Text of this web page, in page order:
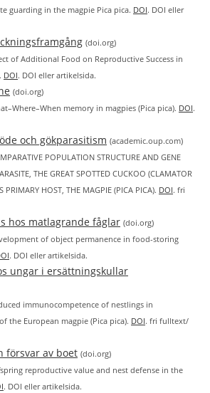
guarding in the magpie Pica pica. DOI. DOI eller
(doi.org)
of Additional Food on Reproductive Success in
DOI. DOI eller artikelsida.
(doi.org)
memory in magpies (Pica pica). DOI.
och gökparasitism (academic.oup.com)
POPULATION STRUCTURE AND GENE
THE GREAT SPOTTED CUCKOO (CLAMATOR
PRIMARY HOST, THE MAGPIE (PICA PICA). DOI. fri
hos matlagrande fåglar (doi.org)
of object permanence in food-storing
. DOI eller artikelsida.
ungar i ersättningskullar
immunocompetence of nestlings in
the European magpie (Pica pica). DOI. fri fulltext/
försvar av boet (doi.org)
reproductive value and nest defense in the
. DOI eller artikelsida.